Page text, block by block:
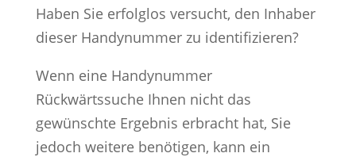
Haben Sie erfolglos versucht, den Inhaber
dieser Handynummer zu identifizieren?
Wenn eine Handynummer
Rückwärtssuche Ihnen nicht das
gewünschte Ergebnis erbracht hat, Sie
jedoch weitere benötigen, kann ein